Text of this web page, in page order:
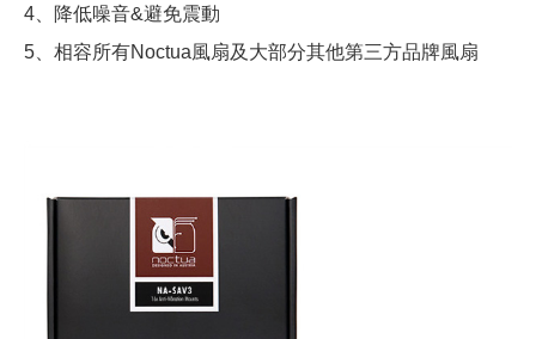
4、降低噪音&避免震動
5、相容所有Noctua風扇及大部分其他第三方品牌風扇